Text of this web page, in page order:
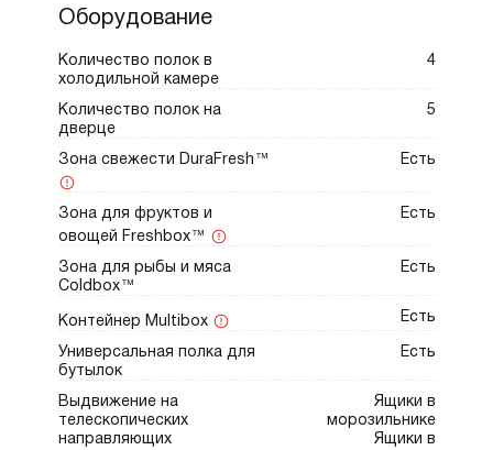
через приложение: активировать режимы,
уведомления. Среди специальных функций —
«Вечеринка» для экспресс-охлаждения
напитков и режим «Шаббат». Звуковая
сигнализация своевременно предупредит об
открытой двери или повышении
температуры.
Оборудование
Количество полок в
холодильной камере
4
Количество полок на
дверце
5
Зона свежести DuraFresh™ Есть
Зона для фруктов и
овощей Freshbox™
Есть
Зона для рыбы и мяса
Coldbox™
Есть
Контейнер Multibox Есть
Универсальная полка для
бутылок
Есть
Выдвижение на
телескопических
направляющих
Ящики в
морозильнике
Ящики в